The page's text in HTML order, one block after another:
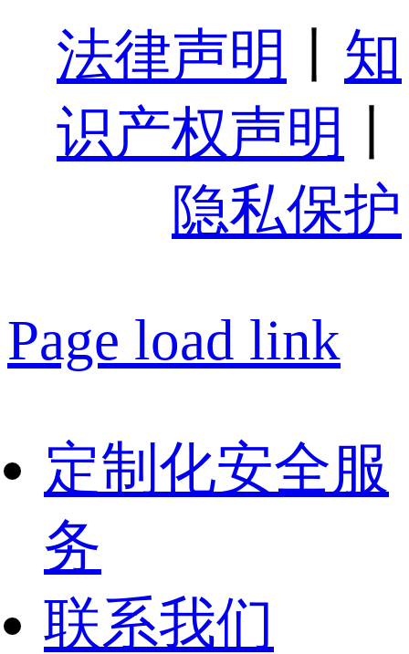
法律声明
知
识产权声明
隐私保护
Page load link
定制化安全服
务
联系我们